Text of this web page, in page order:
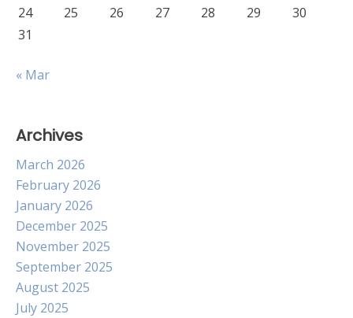
24
25 26 27 28 29
30
31
« Mar
Archives
March 2026
February 2026
January 2026
December 2025
November 2025
September 2025
August 2025
July 2025